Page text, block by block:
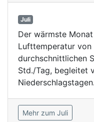
Juli
Der wärmste
Lufttemperatur von
durchschnittlichen
Std./Tag, begleitet
Niederschlagstagen.
Mehr zum Juli